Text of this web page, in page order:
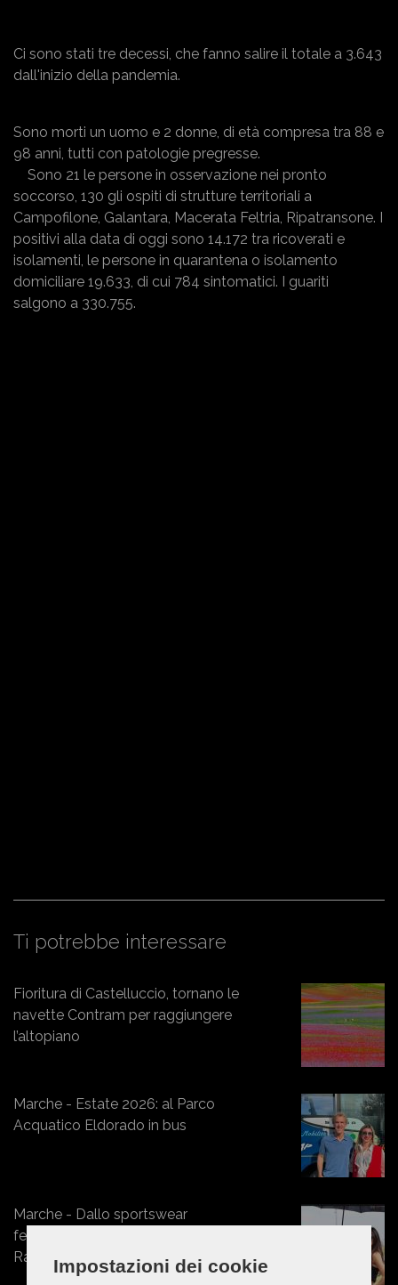
Impostazioni dei cookie
Ci sono stati tre decessi, che fanno salire il totale a 3.643
dall'inizio della pandemia.
Sono morti un uomo e 2 donne, di età compresa tra 88 e
98 anni, tutti con patologie pregresse.
Sono 21 le persone in osservazione nei pronto
soccorso, 130 gli ospiti di strutture territoriali a
Campofilone, Galantara, Macerata Feltria, Ripatransone. I
positivi alla data di oggi sono 14.172 tra ricoverati e
isolamenti, le persone in quarantena o isolamento
domiciliare 19.633, di cui 784 sintomatici. I guariti
salgono a 330.755.
Ti potrebbe interessare
Fioritura di Castelluccio, tornano le
navette Contram per raggiungere
l’altopiano
Marche - Estate 2026: al Parco
Acquatico Eldorado in bus
Marche - Dallo sportswear
femminile al mondo dei motori:
Rashway conquista la Superbike